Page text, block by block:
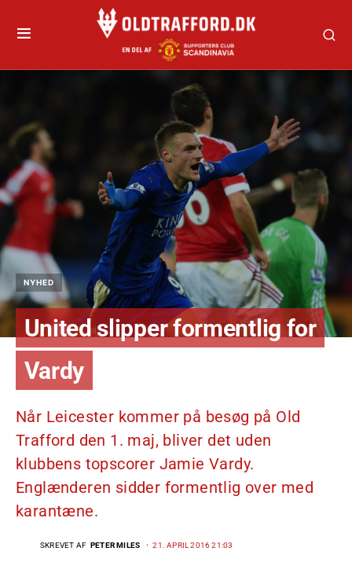
NYHED
United slipper formentlig for
Vardy
Når Leicester kommer på besøg på Old
Trafford den 1. maj, bliver det uden
klubbens topscorer Jamie Vardy.
Englænderen sidder formentlig over med
karantæne.
SKREVET AF PETER MILES 21. APRIL 2016 21:03